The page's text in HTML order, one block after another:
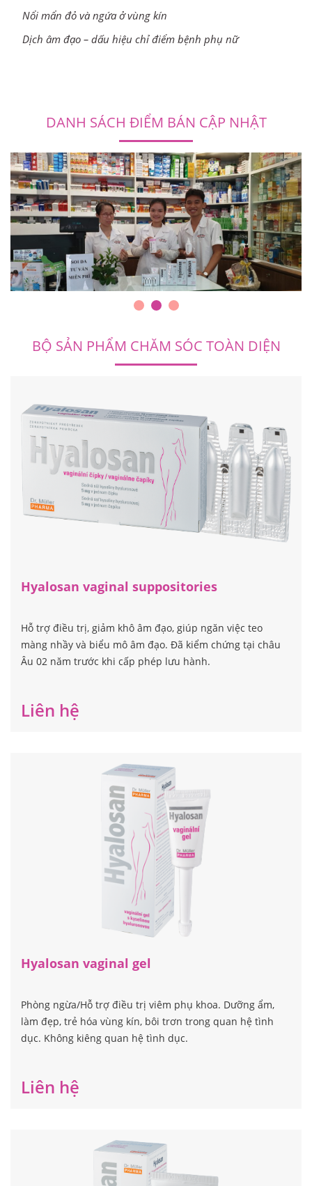
Nổi mẩn đỏ và ngứa ở vùng kín
Dịch âm đạo – dấu hiệu chỉ điểm bệnh phụ nữ
DANH SÁCH ĐIỂM BÁN CẬP NHẬT
BỘ SẢN PHẨM CHĂM SÓC TOÀN DIỆN
Hỗ trợ điều trị, giảm khô âm đạo, giúp ngăn việc teo
màng nhầy và biểu mô âm đạo. Đã kiểm chứng tại châu
Phòng ngừa/Hỗ trợ điều trị viêm phụ khoa. Dưỡng ẩm,
làm đẹp, trẻ hóa vùng kín, bôi trơn trong quan hệ tình